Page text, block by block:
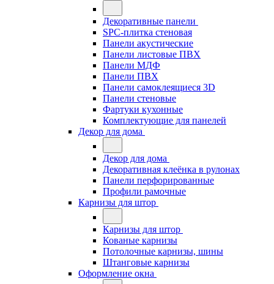
Декоративные панели
SPC-плитка стеновая
Панели акустические
Панели листовые ПВХ
Панели МДФ
Панели ПВХ
Панели самоклеящиеся 3D
Панели стеновые
Фартуки кухонные
Комплектующие для панелей
Декор для дома
Декор для дома
Декоративная клеёнка в рулонах
Панели перфорированные
Профили рамочные
Карнизы для штор
Карнизы для штор
Кованые карнизы
Потолочные карнизы, шины
Штанговые карнизы
Оформление окна